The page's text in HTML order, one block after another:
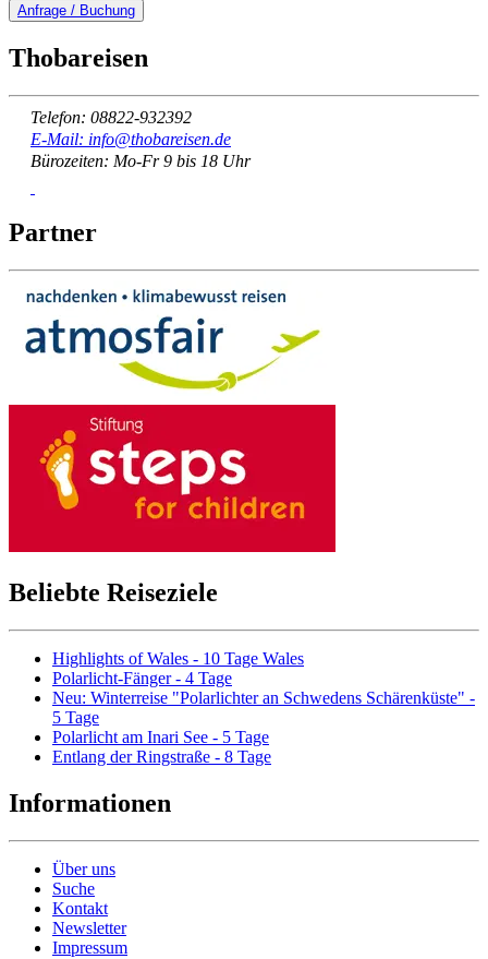
Anfrage / Buchung
Thobareisen
Telefon: 08822-932392
E-Mail: info@thobareisen.de
Bürozeiten: Mo-Fr 9 bis 18 Uhr
Partner
Beliebte Reiseziele
Highlights of Wales - 10 Tage Wales
Polarlicht-Fänger - 4 Tage
Neu: Winterreise "Polarlichter an Schwedens Schärenküste" -
5 Tage
Polarlicht am Inari See - 5 Tage
Entlang der Ringstraße - 8 Tage
Informationen
Über uns
Suche
Kontakt
Newsletter
Impressum